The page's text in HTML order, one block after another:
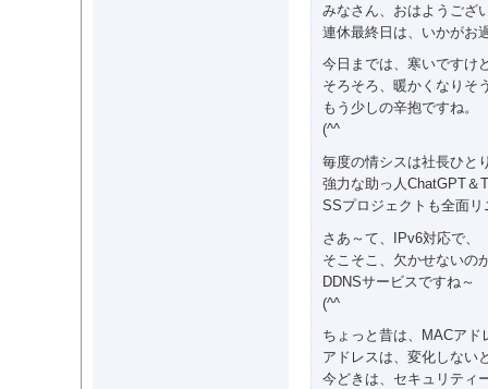
みなさん、おはようござ
連休最終日は、いかがお
今日までは、寒いですけ
そろそろ、暖かくなりそ
もう少しの辛抱ですね。
(^^ゞ
毎度の情シスは社長ひと
強力な助っ人ChatGPT＆
SSプロジェクトも全面リ
さあ～て、IPv6対応で、
そこそこ、欠かせないの
DDNSサービスですね～
(^^ゞ
ちょっと昔は、MACア
アドレスは、変化しない
今どきは、セキュリティ